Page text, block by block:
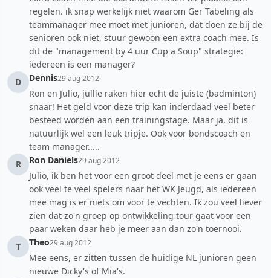
regelen. ik snap werkelijk niet waarom Ger Tabeling als
teammanager mee moet met junioren, dat doen ze bij de
senioren ook niet, stuur gewoon een extra coach mee. Is
dit de "management by 4 uur Cup a Soup" strategie:
iedereen is een manager?
D
Dennis29 aug 2012
Ron en Julio, jullie raken hier echt de juiste (badminton)
snaar! Het geld voor deze trip kan inderdaad veel beter
besteed worden aan een trainingstage. Maar ja, dit is
natuurlijk wel een leuk tripje. Ook voor bondscoach en
team manager.....
R
Ron Daniels29 aug 2012
Julio, ik ben het voor een groot deel met je eens er gaan
ook veel te veel spelers naar het WK Jeugd, als iedereen
mee mag is er niets om voor te vechten. Ik zou veel liever
zien dat zo'n groep op ontwikkeling tour gaat voor een
paar weken daar heb je meer aan dan zo'n toernooi.
T
Theo29 aug 2012
Mee eens, er zitten tussen de huidige NL junioren geen
nieuwe Dicky's of Mia's.